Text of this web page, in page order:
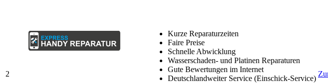
2
Kurze Reparaturzeiten
Faire Preise
Schnelle Abwicklung
Wasserschaden- und Platinen Reparaturen
Gute Bewertungen im Internet
Deutschlandweiter Service (Einschick-Service)